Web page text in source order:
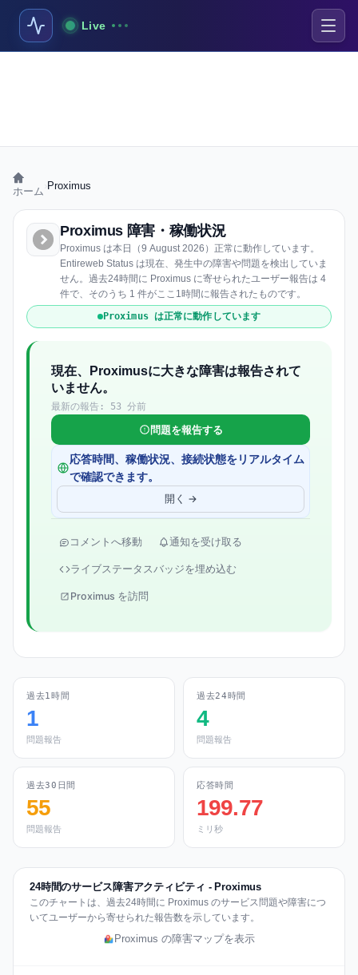
Live
ホーム Proximus
Proximus 障害・稼働状況
Proximus は本日（9 August 2026）正常に動作しています。
Entireweb Status は現在、発生中の障害や問題を検出していま
せん。過去24時間に Proximus に寄せられたユーザー報告は 4
件で、そのうち 1 件がここ1時間に報告されたものです。
Proximus は正常に動作しています
現在、Proximusに大きな障害は報告されて
いません。
最新の報告: 53 分前
問題を報告する
応答時間、稼働状況、接続状態をリアルタイム
で確認できます。
開く →
コメントへ移動 通知を受け取る
ライブステータスバッジを埋め込む
Proximus を訪問
過去1時間
1
問題報告
過去24時間
4
問題報告
過去30日間
55
問題報告
応答時間
199.77
ミリ秒
24時間のサービス障害アクティビティ - Proximus
このチャートは、過去24時間に Proximus のサービス問題や障害につ
いてユーザーから寄せられた報告数を示しています。
Proximus の障害マップを表示